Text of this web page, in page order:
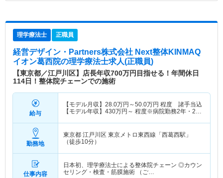
理学療法士 正職員
経営デザイン・Partners株式会社 Next整体KINMAQ
イオン葛西院の理学療法士求人(正職員)
【東京都／江戸川区】店長年収700万円目指せる！年間休日
114日！整体院チェーンでの施術
給与
【モデル月収】 28.0万円～50.0万円 程度 諸手当込
【モデル年収】 430万円～ 程度※病院勤務2年・24
勤務地
東京都 江戸川区 東京メトロ東西線「西葛西駅」
（徒歩10分）
仕事内容
日本初、理学療法士による整体院チェーン ◎カウン
セリング・検査・筋膜施術 （ご…